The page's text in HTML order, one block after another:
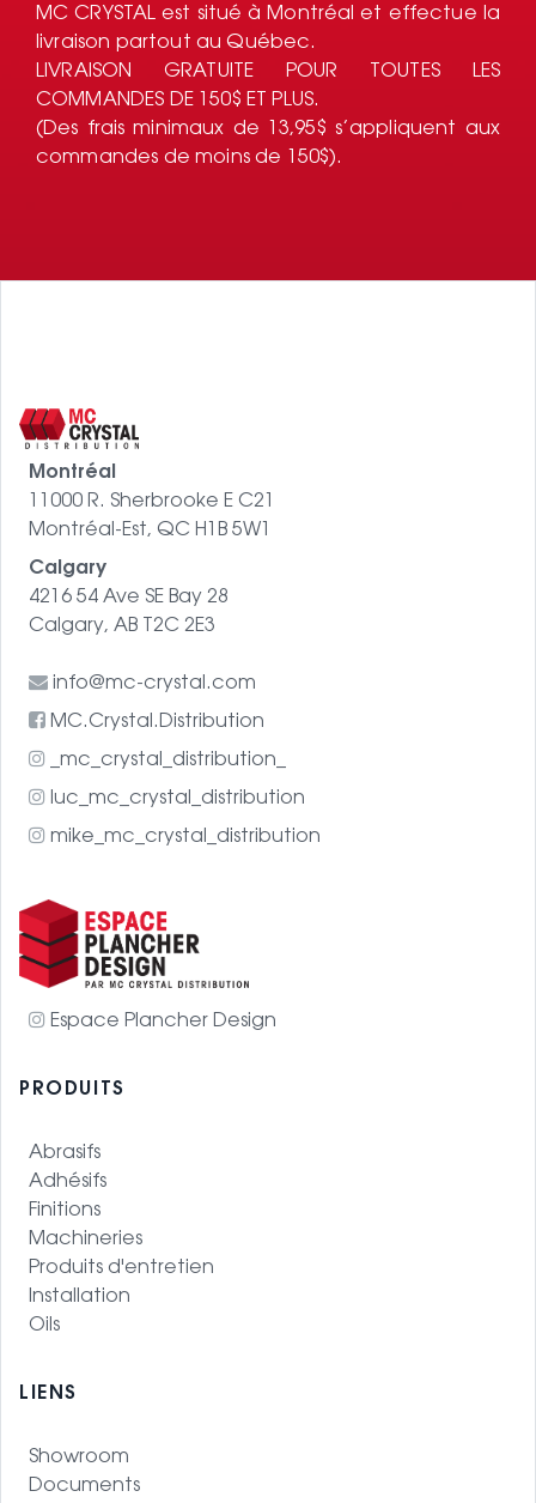
MC CRYSTAL est situé à Montréal et effectue la
livraison partout au Québec.
LIVRAISON GRATUITE POUR TOUTES LES
COMMANDES DE 150$ ET PLUS.
(Des frais minimaux de 13,95$ s’appliquent aux
commandes de moins de 150$).
Montréal
11000 R. Sherbrooke E C21
Montréal-Est, QC H1B 5W1
Calgary
4216 54 Ave SE Bay 28
Calgary, AB T2C 2E3
info@mc-crystal.com
MC.Crystal.Distribution
_mc_crystal_distribution_
luc_mc_crystal_distribution
mike_mc_crystal_distribution
Espace Plancher Design
PRODUITS
Abrasifs
Adhésifs
Finitions
Machineries
Produits d'entretien
Installation
Oils
LIENS
Showroom
Documents